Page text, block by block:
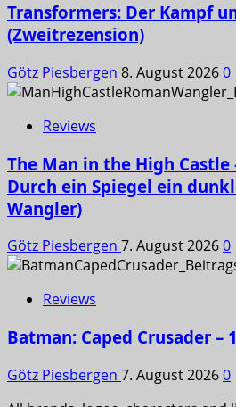
Transformers: Der Kampf
(Zweitrezension)
Götz Piesbergen 8. August 20260
Reviews
The Man in the High Castle
Durch ein Spiegel ein
Wangler)
Götz Piesbergen 7. August 20260
Reviews
Batman: Caped Crusader –
Götz Piesbergen 7. August 20260